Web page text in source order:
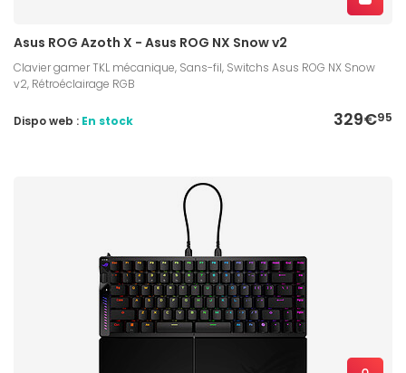
Asus ROG Azoth X - Asus ROG NX Snow v2
Clavier gamer TKL mécanique, Sans-fil, Switchs Asus ROG NX Snow
v2, Rétroéclairage RGB
329€95
Dispo web : En stock